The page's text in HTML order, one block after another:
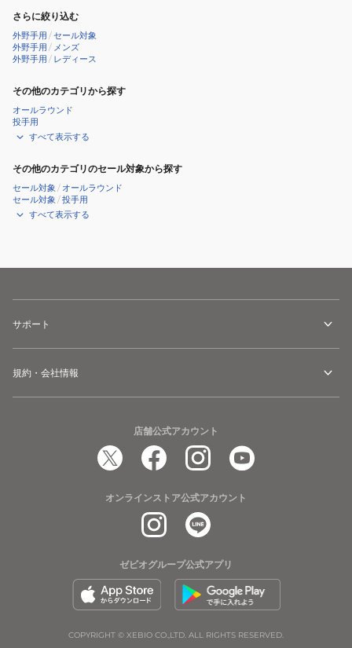
さらに絞り込む
外野手用 /セール対象
外野手用 / メンズ
外野手用 / レディース
その他のカテゴリから探す
オールラウンド
投手用
すべて表示する
その他のカテゴリのセール対象から探す
セール対象 / オールラウンド
セール対象 /投手用
すべて表示する
サポート
規約・会社情報
店舗公式アカウント
オンラインストア公式アカウント
ゼビオグループ公式アプリ
COPYRIGHT © XEBIO CO.,LTD. ALL RIGHTS RESERVED.